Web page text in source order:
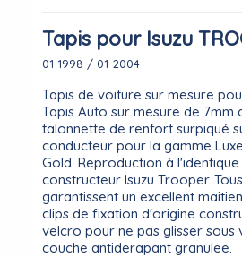
Tapis pour Isuzu
01-1998 / 01-2004
Tapis de voiture sur mesure
Tapis Auto sur mesure de 7mm
talonnette de renfort surpiqué
conducteur pour la gamme
Gold. Reproduction à
constructeur Isuzu Trooper.
garantissent un excellent
clips de fixation d'origine
velcro pour ne pas glisser sous
couche antiderapant granulee.